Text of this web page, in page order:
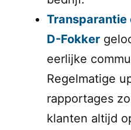
Transparantie
D-Fokker
eerlijke
Regelmatige
rapportages
klanten altijd